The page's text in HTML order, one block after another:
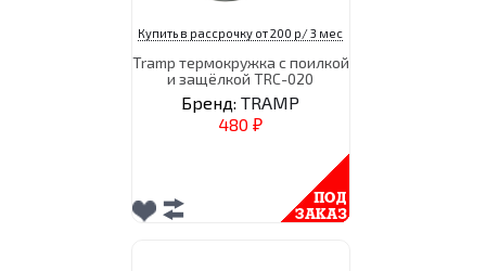
Купить в рассрочку от 200 р/ 3 мес
Tramp термокружка с поилкой
и защёлкой TRC-020
Бренд: TRAMP
480 ₽